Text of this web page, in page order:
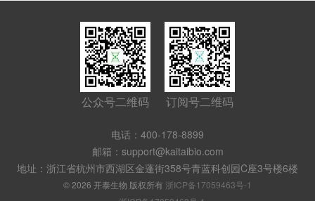
公众号二维码 订阅号二维码
电话：400-178-8899
邮箱：support@kaitaibio.com
地址：浙江省杭州市西湖区金蓬街358号青蓝科创园C座3号楼6楼
© 2026 开泰生物 版权所有 浙ICP备17059463号-1